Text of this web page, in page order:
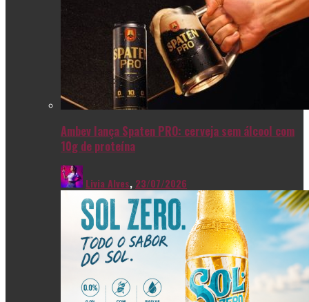
Ambev lança Spaten PRO: cerveja sem álcool com
10g de proteína
Livia Alves, 23/07/2026